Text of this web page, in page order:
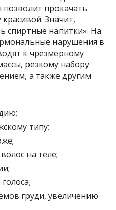
позволит прокачать
Значит,
спиртные напитки». На
нарушения в
к чрезмерному
резкому набору
а также другим
типу;
на теле;
груди, увеличению